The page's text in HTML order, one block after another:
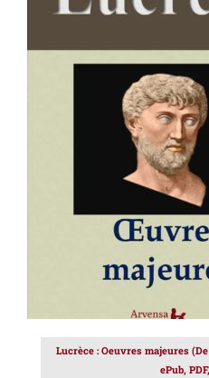
AJOUTER AU PANIER
Lucrèce : Oeuvres majeures
ePub,